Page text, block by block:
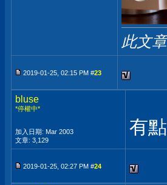
此文
2019-01-25, 02:15 PM #23
bluse
*停權中*
加入日期: Mar 2003
文章: 3,129
有
2019-01-25, 02:27 PM #24